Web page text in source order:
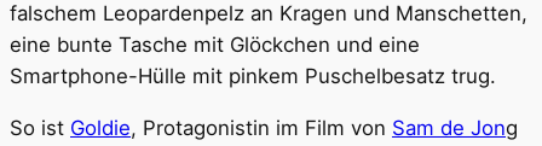
falschem Leopardenpelz an Kragen und Manschetten,
eine bunte Tasche mit Glöckchen und eine
Smartphone-Hülle mit pinkem Puschelbesatz trug.
So ist Goldie, Protagonistin im Film von Sam de Jong